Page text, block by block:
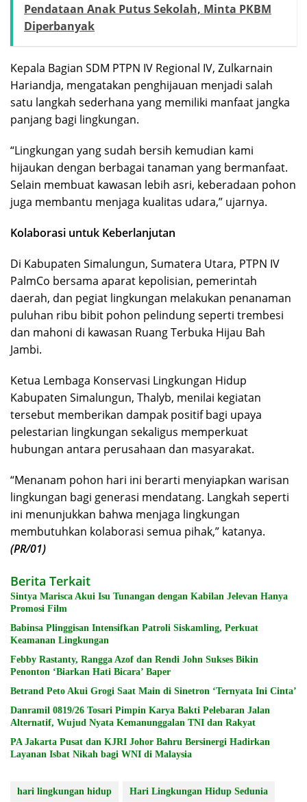
Pendataan Anak Putus Sekolah, Minta PKBM
Diperbanyak
Kepala Bagian SDM PTPN IV Regional IV, Zulkarnain
Hariandja, mengatakan penghijauan menjadi salah
satu langkah sederhana yang memiliki manfaat jangka
panjang bagi lingkungan.
“Lingkungan yang sudah bersih kemudian kami
hijaukan dengan berbagai tanaman yang bermanfaat.
Selain membuat kawasan lebih asri, keberadaan pohon
juga membantu menjaga kualitas udara,” ujarnya.
Kolaborasi untuk Keberlanjutan
Di Kabupaten Simalungun, Sumatera Utara, PTPN IV
PalmCo bersama aparat kepolisian, pemerintah
daerah, dan pegiat lingkungan melakukan penanaman
puluhan ribu bibit pohon pelindung seperti trembesi
dan mahoni di kawasan Ruang Terbuka Hijau Bah
Jambi.
Ketua Lembaga Konservasi Lingkungan Hidup
Kabupaten Simalungun, Thalyb, menilai kegiatan
tersebut memberikan dampak positif bagi upaya
pelestarian lingkungan sekaligus memperkuat
hubungan antara perusahaan dan masyarakat.
“Menanam pohon hari ini berarti menyiapkan warisan
lingkungan bagi generasi mendatang. Langkah seperti
ini menunjukkan bahwa menjaga lingkungan
membutuhkan kolaborasi semua pihak,” katanya.
(PR/01)
Berita Terkait
Sintya Marisca Akui Isu Tunangan dengan Kabilan Jelevan Hanya
Promosi Film
Babinsa Plinggisan Intensifkan Patroli Siskamling, Perkuat
Keamanan Lingkungan
Febby Rastanty, Rangga Azof dan Rendi John Sukses Bikin
Penonton ‘Biarkan Hati Bicara’ Baper
Betrand Peto Akui Grogi Saat Main di Sinetron ‘Ternyata Ini Cinta’
Danramil 0819/26 Tosari Pimpin Karya Bakti Pelebaran Jalan
Alternatif, Wujud Nyata Kemanunggalan TNI dan Rakyat
PA Jakarta Pusat dan KJRI Johor Bahru Bersinergi Hadirkan
Layanan Isbat Nikah bagi WNI di Malaysia
hari lingkungan hidup Hari Lingkungan Hidup Sedunia